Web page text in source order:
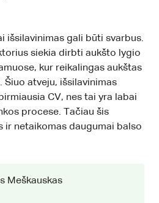
išsilavinimas gali būti svarbus.
siekia dirbti aukšto lygio
kur reikalingas aukštas
Šiuo atveju, išsilavinimas
CV, nes tai yra labai
procese. Tačiau šis
ir netaikomas daugumai balso
Meškauskas